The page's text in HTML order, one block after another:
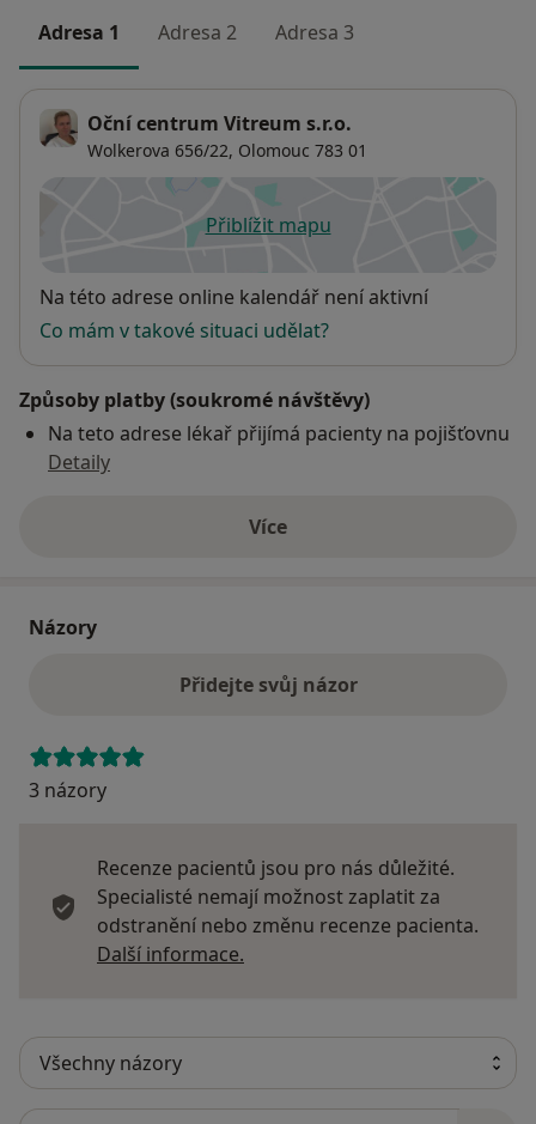
Adresa 1 Adresa 2 Adresa 3
Oční centrum Vitreum s.r.o.
Wolkerova 656/22, Olomouc 783 01
Přiblížit mapuse otevře v nové záložce
Dostupnost
Na této adrese online kalendář není aktivní
Co mám v takové situaci udělat?
Způsoby platby (soukromé návštěvy)
Na teto adrese lékař přijímá pacienty na pojišťovnu
Detaily
Víceo adrese
Názory
Přidejte svůj názor
3 názory
Recenze pacientů jsou pro nás důležité.
Specialisté nemají možnost zaplatit za
odstranění nebo změnu recenze pacienta.
Další informace.